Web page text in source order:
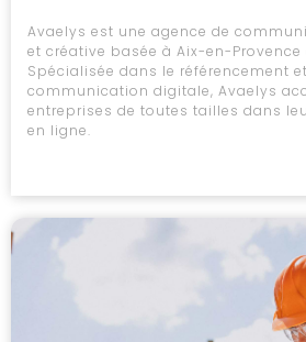
Avaelys est une agence de
et créative basée à Aix-en-Provence
Spécialisée dans le référencement
communication digitale, Avaelys
entreprises de toutes tailles dans
en ligne.